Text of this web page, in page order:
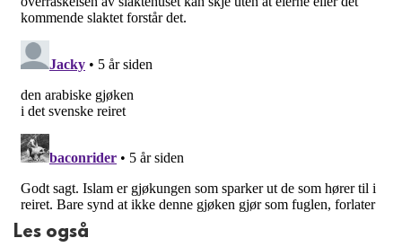
Les også